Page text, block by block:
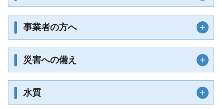
事業者の方へ
災害への備え
水質